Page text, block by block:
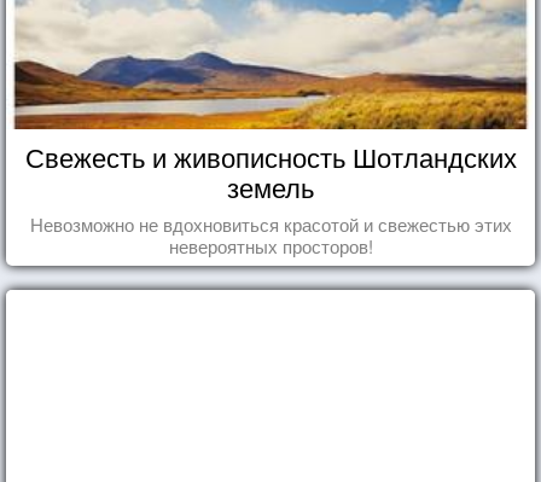
Свежесть и живописность Шотландских
земель
Невозможно не вдохновиться красотой и свежестью этих
невероятных просторов!